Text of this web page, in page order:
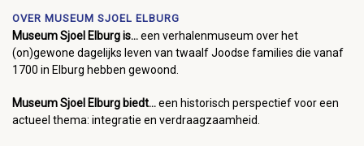
OVER MUSEUM SJOEL ELBURG
Museum Sjoel Elburg is...een verhalenmuseum over het
(on)gewone dagelijks leven van twaalf Joodse families die vanaf
1700 in Elburg hebben gewoond.
Museum Sjoel Elburg biedt...een historisch perspectief voor een
actueel thema: integratie en verdraagzaamheid.